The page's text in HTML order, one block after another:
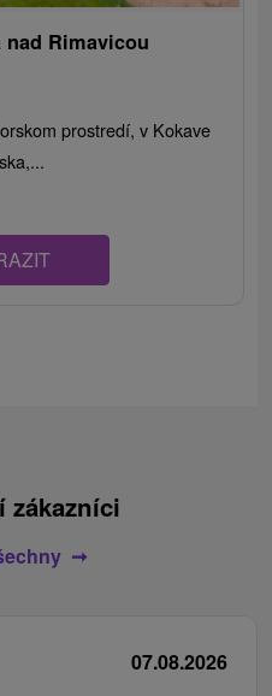
nad Rimavicou
prostredí, v Kokave
zákazníci
07.08.2026